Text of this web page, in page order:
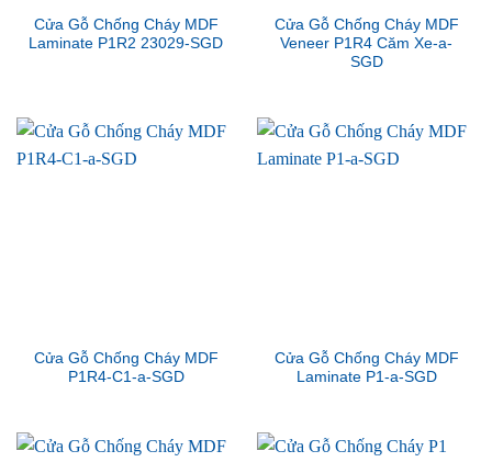
Cửa Gỗ Chống Cháy MDF
Laminate P1R2 23029-SGD
Cửa Gỗ Chống Cháy MDF
Veneer P1R4 Căm Xe-a-
SGD
Cửa Gỗ Chống Cháy MDF
P1R4-C1-a-SGD
Cửa Gỗ Chống Cháy MDF
Laminate P1-a-SGD